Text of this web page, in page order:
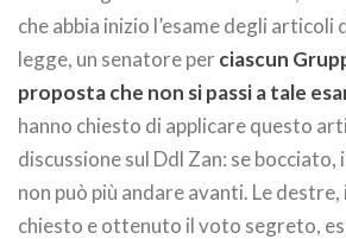
che abbia inizio l’esame degli articoli
legge, un senatore perciascun
proposta che non si passi a tale
hanno chiesto di applicare questo
discussione sul Ddl Zan: se
non può più andare avanti. Le
chiesto e ottenuto il voto segreto,